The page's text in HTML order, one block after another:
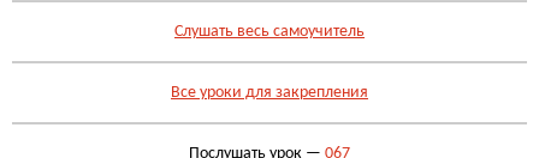
Слушать весь самоучитель
Все уроки для закрепления
Послушать урок — 067